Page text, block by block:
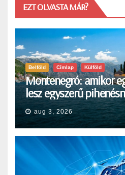
EZT OLVASTA MÁR?
Belföld Címlap Külföld
Montenegró: amikor
lesz egyszerű
aug 3, 2026